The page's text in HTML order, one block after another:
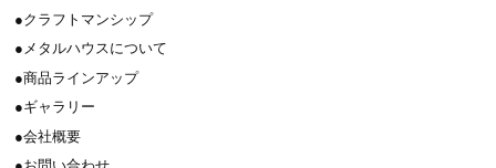
クラフトマンシップ
メタルハウスについて
商品ラインアップ
ギャラリー
会社概要